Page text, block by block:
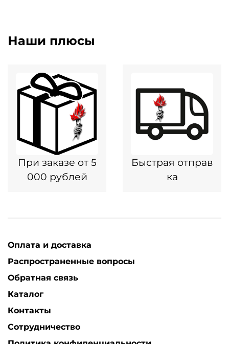
Наши плюсы
При заказе от 5
000 рублей
Быстрая отправ
ка
Оплата и доставка
Распространенные вопросы
Обратная связь
Каталог
Контакты
Сотрудничество